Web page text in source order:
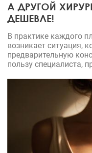
А ДРУГОЙ
ДЕШЕВЛЕ!
В практике каждого
возникает ситуация,
предварительную
пользу специалиста,